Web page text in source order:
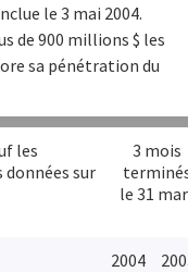
le 3 mai 2004.
de 900 millions $ les
sa pénétration du
les
sur
3 mois
le 31
2004